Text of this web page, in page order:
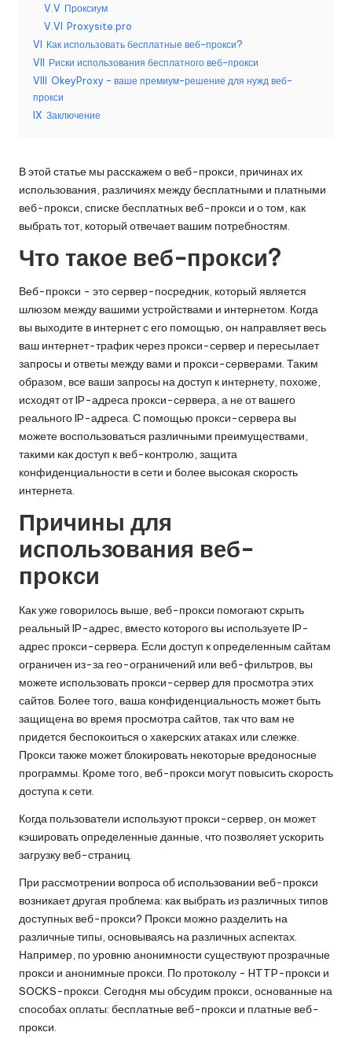
н
п
р
о
б
н
а
я
в
е
р
с
и
я
]
-
O
k
e
y
P
r
o
x
y
V.V Проксиум
V.VI
Proxysite.pro
VI
Как использовать бесплатные веб-прокси?
VII
Риски использования бесплатного веб-прокси
VIII
OkeyProxy - ваше премиум-решение для нужд веб-
прокси
IX Заключение
В этой статье мы расскажем о веб-прокси, причинах их
использования, различиях между бесплатными и платными
веб-прокси, списке бесплатных веб-прокси и о том, как
выбрать тот, который отвечает вашим потребностям.
Что такое веб-прокси?
Веб-прокси - это сервер-посредник, который является
шлюзом между вашими устройствами и интернетом. Когда
вы выходите в интернет с его помощью, он направляет весь
ваш интернет-трафик через прокси-сервер и пересылает
запросы и ответы между вами и прокси-серверами. Таким
образом, все ваши запросы на доступ к интернету, похоже,
исходят от IP-адреса прокси-сервера, а не от вашего
реального IP-адреса. С помощью прокси-сервера вы
можете воспользоваться различными преимуществами,
такими как доступ к веб-контролю, защита
конфиденциальности в сети и более высокая скорость
интернета.
Причины для
использования веб-
прокси
Как уже говорилось выше, веб-прокси помогают скрыть
реальный IP-адрес, вместо которого вы используете IP-
адрес прокси-сервера. Если доступ к определенным сайтам
ограничен из-за гео-ограничений или веб-фильтров, вы
можете использовать прокси-сервер для просмотра этих
сайтов. Более того, ваша конфиденциальность может быть
защищена во время просмотра сайтов, так что вам не
придется беспокоиться о хакерских атаках или слежке.
Прокси также может блокировать некоторые вредоносные
программы. Кроме того, веб-прокси могут повысить скорость
доступа к сети.
Когда пользователи используют прокси-сервер, он может
кэшировать определенные данные, что позволяет ускорить
загрузку веб-страниц.
При рассмотрении вопроса об использовании веб-прокси
возникает другая проблема: как выбрать из различных типов
доступных веб-прокси? Прокси можно разделить на
различные типы, основываясь на различных аспектах.
Например, по уровню анонимности существуют прозрачные
прокси и анонимные прокси. По протоколу - HTTP-прокси и
SOCKS-прокси. Сегодня мы обсудим прокси, основанные на
способах оплаты: бесплатные веб-прокси и платные веб-
прокси.